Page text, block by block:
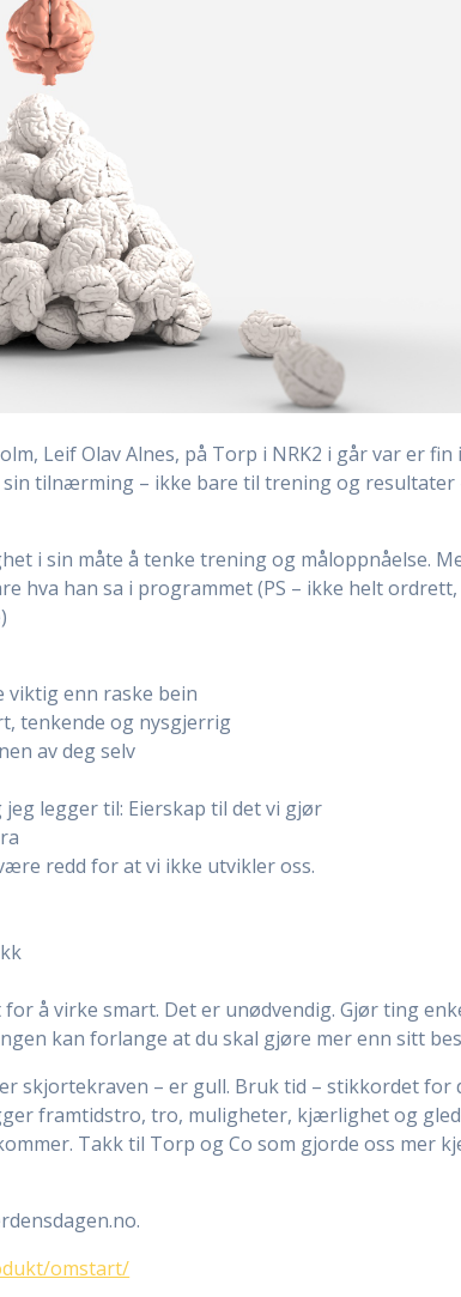
Leif Olav Alnes, på Torp i NRK2 i går var er
tilnærming – ikke bare til trening og resultater
i sin måte å tenke trening og måloppnåelse.
hva han sa i programmet (PS – ikke helt ordrett,
viktig enn raske bein
tenkende og nysgjerrig
av deg selv
legger til: Eierskap til det vi gjør
redd for at vi ikke utvikler oss.
å virke smart. Det er unødvendig. Gjør ting
kan forlange at du skal gjøre mer enn sitt
skjortekraven – er gull. Bruk tid – stikkordet for
framtidstro, tro, muligheter, kjærlighet og
Takk til Torp og Co som gjorde oss mer
omstart/